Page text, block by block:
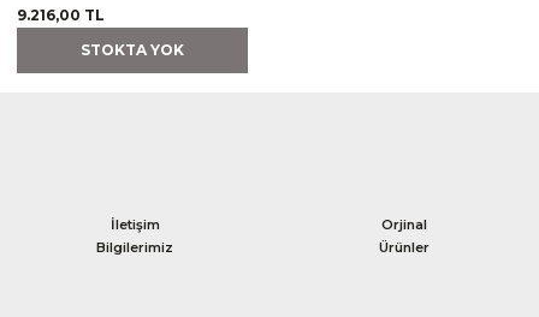
9.216,00 TL
STOKTA YOK
İletişim
Bilgilerimiz
Orjinal
Ürünler